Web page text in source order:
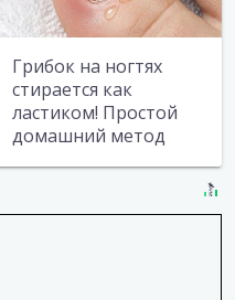
Грибок на ногтях
стирается как
ластиком! Простой
домашний метод